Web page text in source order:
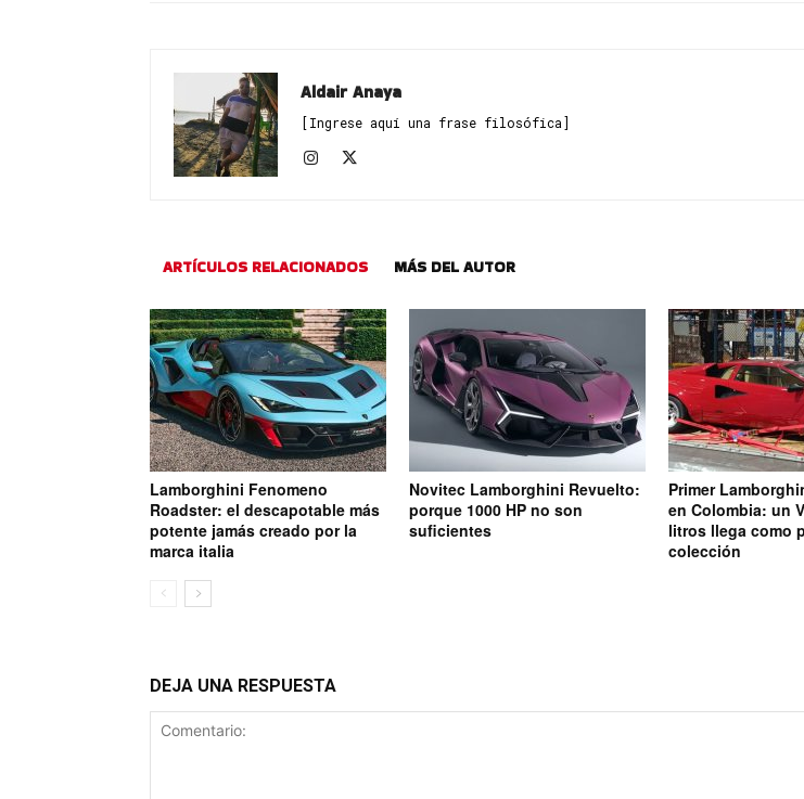
Aldair Anaya
[Ingrese aquí una frase filosófica]
ARTÍCULOS RELACIONADOS MÁS DEL AUTOR
Lamborghini Fenomeno
Roadster: el descapotable más
potente jamás creado por la
marca italia
Novitec Lamborghini Revuelto:
porque 1000 HP no son
suficientes
Primer
en Colombia: un
litros llega como
colección
DEJA UNA RESPUESTA